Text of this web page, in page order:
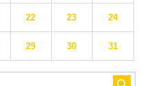
22 23 24
29 30 31